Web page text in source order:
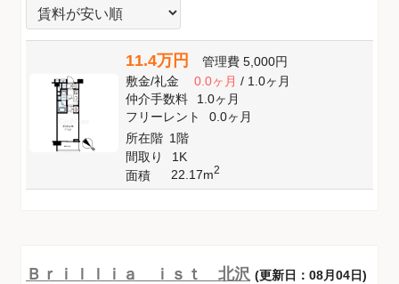
11.4万円 管理費 5,000円
敷金/礼金 0.0ヶ月/ 1.0ヶ月
仲介手数料
1.0ヶ月
フリーレント
0.0ヶ月
所在階 1階
間取り
1K
面積
22.17m2
Ｂｒｉｌｌｉａ ｉｓｔ 北沢 (更新日：08月04日)